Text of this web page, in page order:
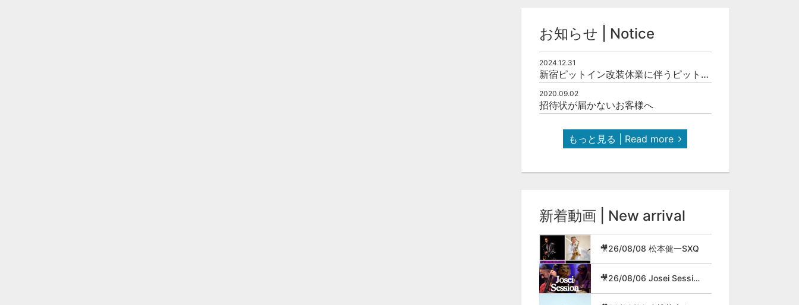
お知らせ | Notice
2024.12.31
新宿ピットイン改装休業に伴うピットインネットジャズのご案内
2020.09.02
招待状が届かないお客様へ
もっと見る | Read more
新着動画 | New arrival
🎥26/08/08 松本健一SXQ
🎥26/08/06 Josei Session